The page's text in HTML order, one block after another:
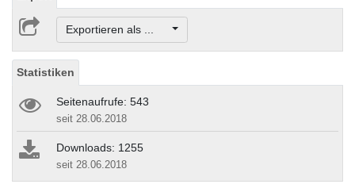
Exportieren als ...
Statistiken
Seitenaufrufe: 543
seit 28.06.2018
Downloads: 1255
seit 28.06.2018